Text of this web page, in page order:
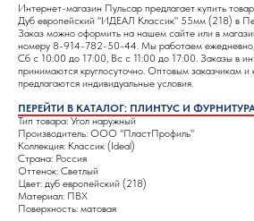
Интернет-магазин Пульсар предлагает купить
Дуб европейский "ИДЕАЛ Классик" 55мм (218) в
Заказ можно оформить на нашем сайте или в
номеру 8-914-782-50-44. Мы работаем
Сб с 10:00 до 17:00, Вс с 11:00 до 17:00. Заказы в
принимаются круглосуточно. Оптовым заказчикам
предлагаются индивидуальные условия.
ПЕРЕЙТИ В КАТАЛОГ: ПЛИНТУС И
Тип товара: Угол наружный
Производитель: ООО "ПластПрофиль"
Коллекция: Классик (Ideal)
Страна: Россия
Оттенок: Светлый
Цвет: дуб европейский (218)
Материал: ПВХ
Поверхность: матовая